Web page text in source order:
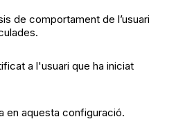
de comportament de l’usuari
a l'usuari que ha iniciat
en aquesta configuració.